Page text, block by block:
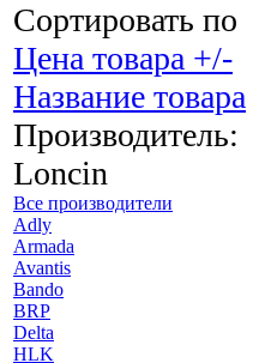
Сортировать по
Цена товара +/-
Название товара
Производитель:
Loncin
Все производители
Adly
Armada
Avantis
Bando
BRP
Delta
HLK